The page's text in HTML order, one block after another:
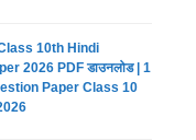
10th Hindi
2026 PDF डाउनलोड | 1
Paper Class 10